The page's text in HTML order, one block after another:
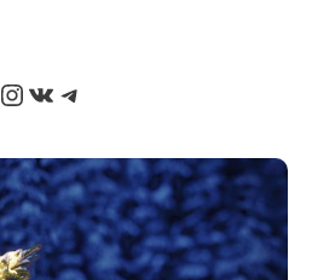
Instagram
ВКонтакте
Telegram